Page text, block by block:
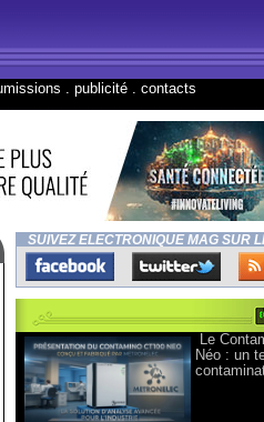
publicité contacts
SUIVEZ ELECTRONIQUE MAG SUR
Le
Néo : un